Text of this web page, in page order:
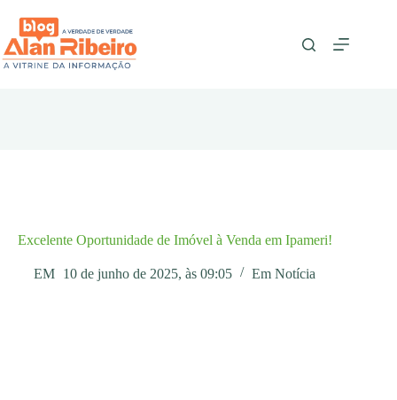
para
conteúdo
Excelente Oportunidade de Imóvel à Venda em Ipameri!
EM 10 de junho de 2025, às 09:05 Em Notícia